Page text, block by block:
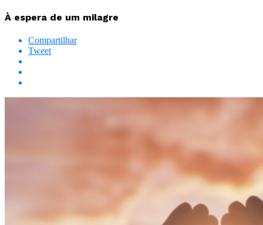
À espera de um milagre
Compartilhar
Tweet